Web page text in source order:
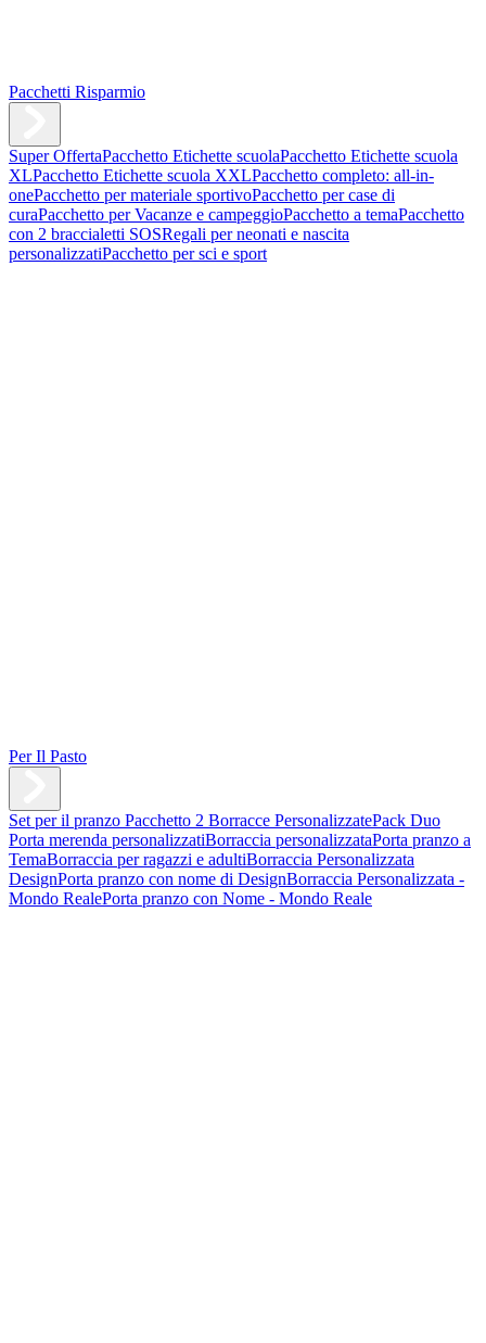
Pacchetti Risparmio
Super OffertaPacchetto Etichette scuolaPacchetto Etichette scuola
XLPacchetto Etichette scuola XXLPacchetto completo: all-in-
onePacchetto per materiale sportivoPacchetto per case di
curaPacchetto per Vacanze e campeggioPacchetto a temaPacchetto
con 2 braccialetti SOSRegali per neonati e nascita
personalizzatiPacchetto per sci e sport
Per Il Pasto
Set per il pranzo Pacchetto 2 Borracce PersonalizzatePack Duo
Porta merenda personalizzatiBorraccia personalizzataPorta pranzo a
TemaBorraccia per ragazzi e adultiBorraccia Personalizzata
DesignPorta pranzo con nome di DesignBorraccia Personalizzata -
Mondo RealePorta pranzo con Nome - Mondo Reale